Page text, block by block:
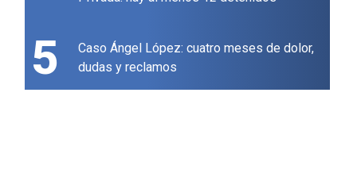
5
Caso Ángel López: cuatro meses de dolor,
dudas y reclamos